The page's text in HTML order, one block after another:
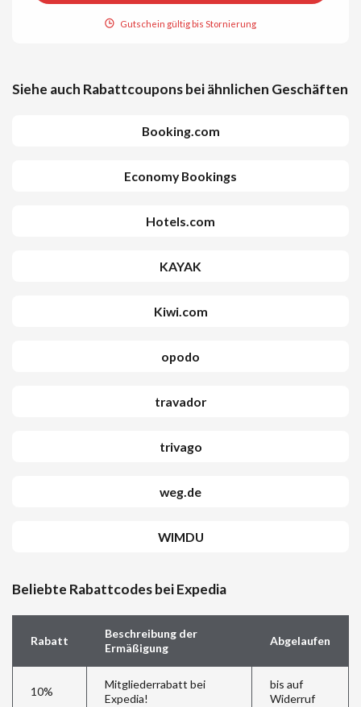
Gutschein gültig bis Stornierung
Siehe auch Rabattcoupons bei ähnlichen Geschäften
Booking.com
Economy Bookings
Hotels.com
KAYAK
Kiwi.com
opodo
travador
trivago
weg.de
WIMDU
Beliebte Rabattcodes bei Expedia
Rabatt
Beschreibung der
Ermäßigung
Abgelaufen
10%
Mitgliederrabatt bei
Expedia!
bis auf
Widerruf